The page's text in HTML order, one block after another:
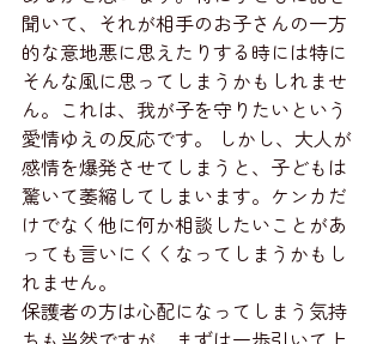
聞いて、それが相手のお子さんの一方
的な意地悪に思えたりする時には特に
そんな風に思ってしまうかもしれませ
ん。これは、我が子を守りたいという
愛情ゆえの反応です。 しかし、大人が
感情を爆発させてしまうと、子どもは
驚いて萎縮してしまいます。ケンカだ
けでなく他に何か相談したいことがあ
っても言いにくくなってしまうかもし
れません。
保護者の方は心配になってしまう気持